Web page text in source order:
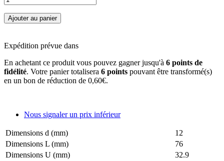
Ajouter au panier
Expédition prévue dans
En achetant ce produit vous pouvez gagner jusqu'à 6 points de
fidélité. Votre panier totalisera 6 points pouvant être transformé(s)
en un bon de réduction de 0,60€.
Nous signaler un prix inférieur
Dimensions d (mm)
12
Dimensions L (mm)
76
Dimensions U (mm)
32.9